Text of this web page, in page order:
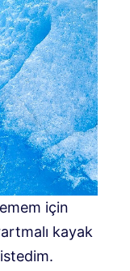
için
kayak